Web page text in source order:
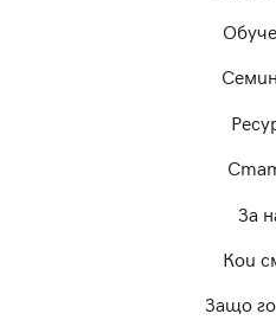
За
Кои
Защо